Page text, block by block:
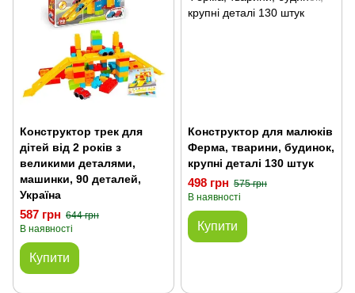
Конструктор трек для
дітей від 2 років з
великими деталями,
машинки, 90 деталей,
Україна
587 грн 644 грн
В наявності
Купити
Конструктор для малюків
Ферма, тварини, будинок,
крупні деталі 130 штук
498 грн 575 грн
В наявності
Купити